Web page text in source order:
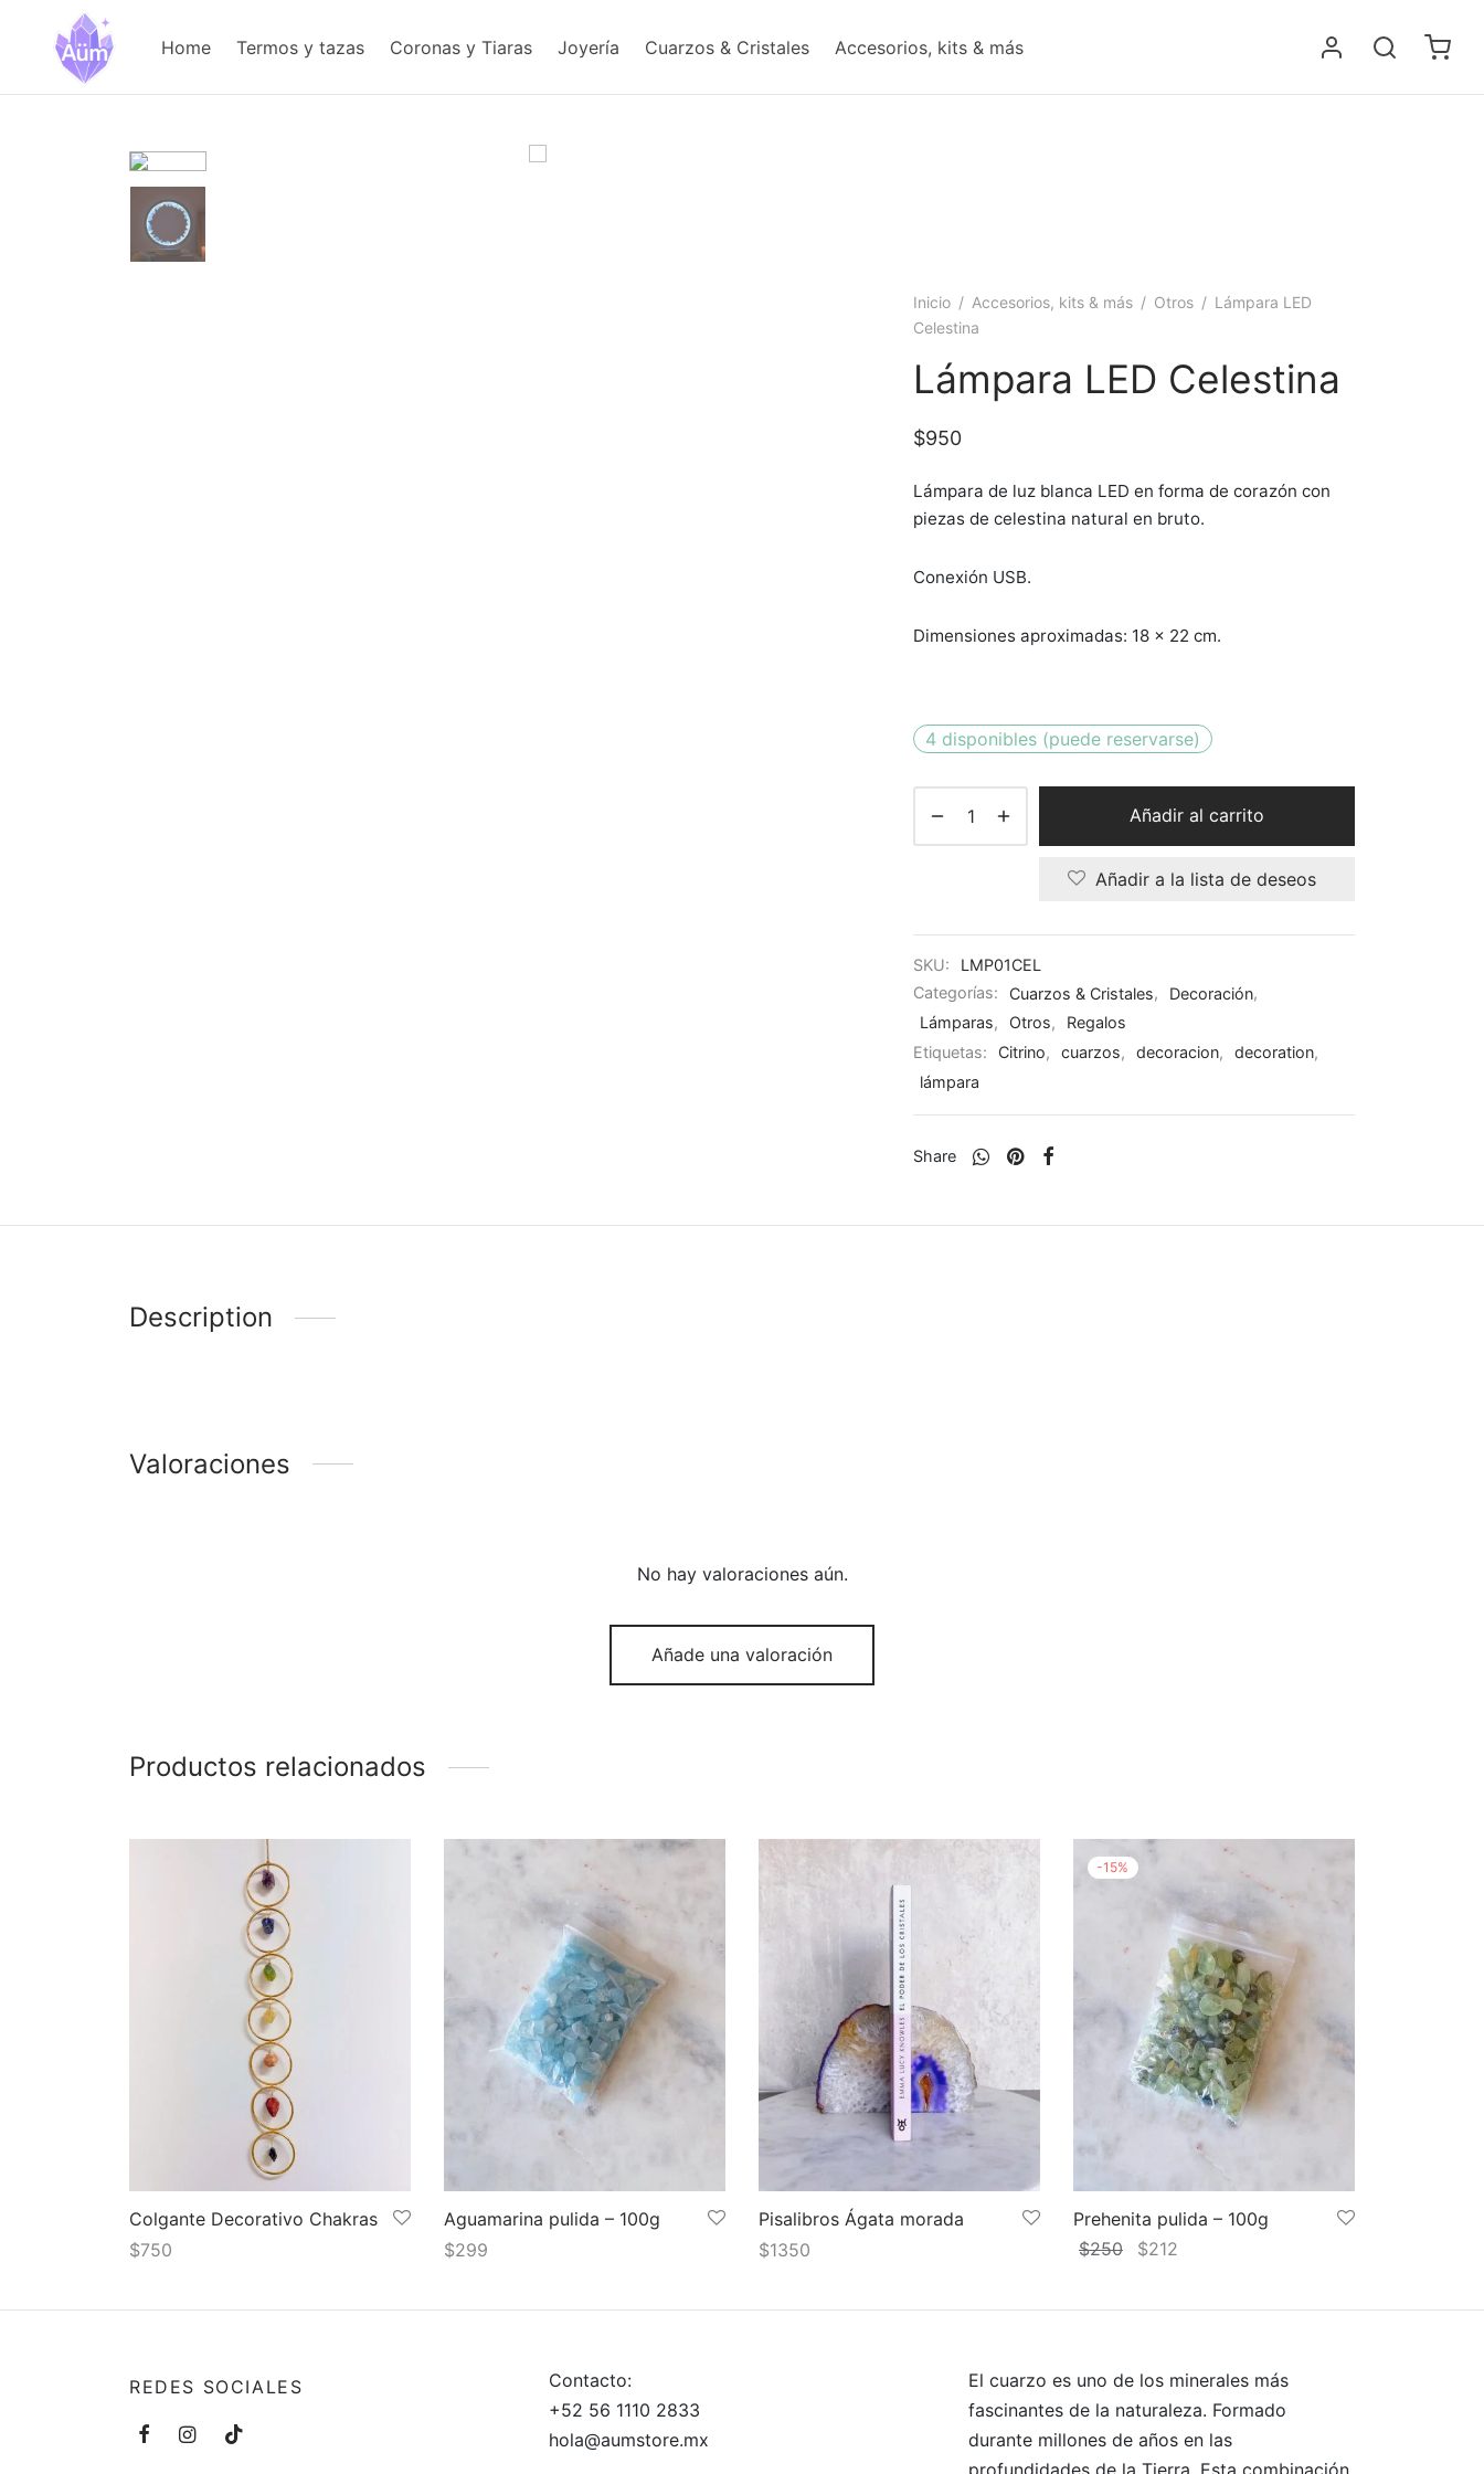
Home Termos y tazas Coronas y Tiaras Joyería Cuarzos & Cristales Accesorios, kits & más
Inicio / Accesorios, kits & más / Otros / Lámpara LED
Celestina
Lámpara LED Celestina
$950
Lámpara de luz blanca LED en forma de corazón con
piezas de celestina natural en bruto.
Conexión USB.
Dimensiones aproximadas: 18 x 22 cm.
4 disponibles (puede reservarse)
Añadir al carrito
Añadir a la lista de deseos
SKU:
LMP01CEL
Categorías:
Cuarzos & Cristales, Decoración,
Lámparas, Otros,
Regalos
Etiquetas:
Citrino, cuarzos, decoracion, decoration,
lámpara
Share
Description
Valoraciones
No hay valoraciones aún.
Añade una valoración
Productos relacionados
Colgante Decorativo Chakras
$750
Aguamarina pulida – 100g
$299
Pisalibros Ágata morada
$1350
-15%
Prehenita pulida – 100g
$250
El
$212
REDES SOCIALES
Contacto:
+52 56 1110 2833
hola@aumstore.mx
El cuarzo es uno de los minerales más
fascinantes de la naturaleza. Formado
durante millones de años en las
profundidades de la Tierra. Esta combinación